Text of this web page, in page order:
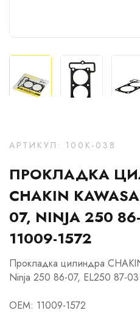
АРТИКУЛ: 100K-038
ПРОКЛАДКА
CHAKIN
07, NINJA 250
11009-1572
Прокладка цилиндра
Ninja 250 86-07, EL250 87-
OEM: 11009-1572